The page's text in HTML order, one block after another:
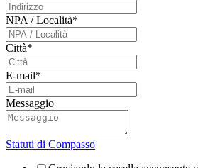
NPA / Località*
Città*
E-mail*
Messaggio
Statuti di Compasso